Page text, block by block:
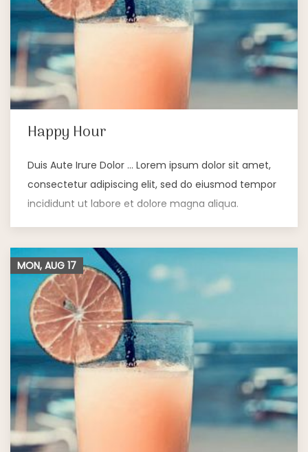
Happy Hour
Duis Aute Irure Dolor … Lorem ipsum dolor sit amet,
consectetur adipiscing elit, sed do eiusmod tempor
incididunt ut labore et dolore magna aliqua.
MON, AUG 17